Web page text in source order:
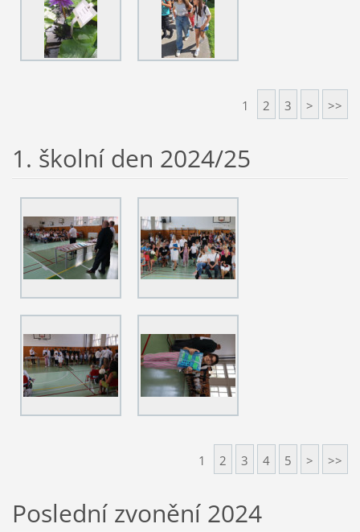
1 2 3 > >>
1. školní den 2024/25
1 2 3 4 5 > >>
Poslední zvonění 2024